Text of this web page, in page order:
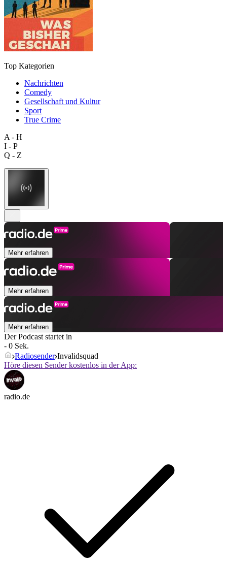
Top Kategorien
Nachrichten
Comedy
Gesellschaft und Kultur
Sport
True Crime
A - H
I - P
Q - Z
Mehr erfahren
Mehr erfahren
Mehr erfahren
Der Podcast startet in
- 0 Sek.
Radiosender Invalidsquad
Höre diesen Sender kostenlos in der App:
radio.de